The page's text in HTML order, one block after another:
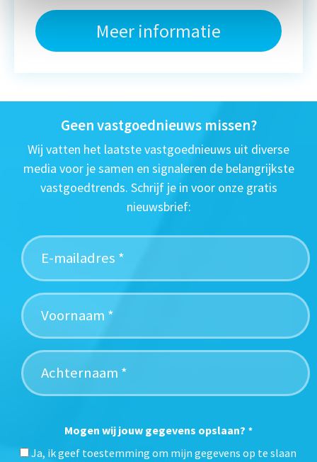
Meer informatie
Geen vastgoednieuws missen?
Wij vatten het laatste vastgoednieuws uit diverse
media voor je samen en signaleren de belangrijkste
vastgoedtrends. Schrijf je in voor onze gratis
nieuwsbrief:
Mogen wij jouw gegevens opslaan? *
Ja, ik geef toestemming om mijn gegevens op te slaan